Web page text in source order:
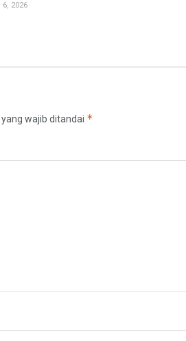
6, 2026
yang wajib ditandai *